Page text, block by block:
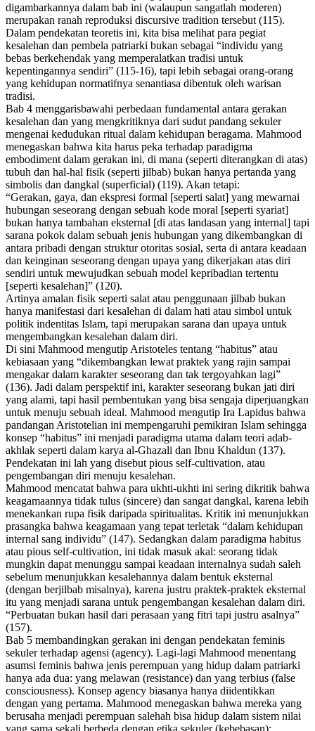
digambarkannya dalam bab ini (walaupun sangatlah moderen)
merupakan ranah reproduksi discursive tradition tersebut (115).
Dalam pendekatan teoretis ini, kita bisa melihat para pegiat
kesalehan dan pembela patriarki bukan sebagai “individu yang
bebas berkehendak yang memperalatkan tradisi untuk
kepentingannya sendiri” (115-16), tapi lebih sebagai orang-orang
yang kehidupan normatifnya senantiasa dibentuk oleh warisan
tradisi.
Bab 4 menggarisbawahi perbedaan fundamental antara gerakan
kesalehan dan yang mengkritiknya dari sudut pandang sekuler
mengenai kedudukan ritual dalam kehidupan beragama. Mahmood
menegaskan bahwa kita harus peka terhadap paradigma
embodiment dalam gerakan ini, di mana (seperti diterangkan di atas)
tubuh dan hal-hal fisik (seperti jilbab) bukan hanya pertanda yang
simbolis dan dangkal (superficial) (119). Akan tetapi:
“Gerakan, gaya, dan ekspresi formal [seperti salat] yang mewarnai
hubungan seseorang dengan sebuah kode moral [seperti syariat]
bukan hanya tambahan eksternal [di atas landasan yang internal] tapi
sarana pokok dalam sebuah jenis hubungan yang dikembangkan di
antara pribadi dengan struktur otoritas sosial, serta di antara keadaan
dan keinginan seseorang dengan upaya yang dikerjakan atas diri
sendiri untuk mewujudkan sebuah model kepribadian tertentu
[seperti kesalehan]” (120).
Artinya amalan fisik seperti salat atau penggunaan jilbab bukan
hanya manifestasi dari kesalehan di dalam hati atau simbol untuk
politik indentitas Islam, tapi merupakan sarana dan upaya untuk
mengembangkan kesalehan dalam diri.
Di sini Mahmood mengutip Aristoteles tentang “habitus” atau
kebiasaan yang “dikembangkan lewat praktek yang rajin sampai
mengakar dalam karakter seseorang dan tak tergoyahkan lagi”
(136). Jadi dalam perspektif ini, karakter seseorang bukan jati diri
yang alami, tapi hasil pembentukan yang bisa sengaja diperjuangkan
untuk menuju sebuah ideal. Mahmood mengutip Ira Lapidus bahwa
pandangan Aristotelian ini mempengaruhi pemikiran Islam sehingga
konsep “habitus” ini menjadi paradigma utama dalam teori adab-
akhlak seperti dalam karya al-Ghazali dan Ibnu Khaldun (137).
Pendekatan ini lah yang disebut pious self-cultivation, atau
pengembangan diri menuju kesalehan.
Mahmood mencatat bahwa para ukhti-ukhti ini sering dikritik bahwa
keagamaannya tidak tulus (sincere) dan sangat dangkal, karena lebih
menekankan rupa fisik daripada spiritualitas. Kritik ini menunjukkan
prasangka bahwa keagamaan yang tepat terletak “dalam kehidupan
internal sang individu” (147). Sedangkan dalam paradigma habitus
atau pious self-cultivation, ini tidak masuk akal: seorang tidak
mungkin dapat menunggu sampai keadaan internalnya sudah saleh
sebelum menunjukkan kesalehannya dalam bentuk eksternal
(dengan berjilbab misalnya), karena justru praktek-praktek eksternal
itu yang menjadi sarana untuk pengembangan kesalehan dalam diri.
“Perbuatan bukan hasil dari perasaan yang fitri tapi justru asalnya”
(157).
Bab 5 membandingkan gerakan ini dengan pendekatan feminis
sekuler terhadap agensi (agency). Lagi-lagi Mahmood menentang
asumsi feminis bahwa jenis perempuan yang hidup dalam patriarki
hanya ada dua: yang melawan (resistance) dan yang terbius (false
consciousness). Konsep agency biasanya hanya diidentikkan
dengan yang pertama. Mahmood menegaskan bahwa mereka yang
berusaha menjadi perempuan salehah bisa hidup dalam sistem nilai